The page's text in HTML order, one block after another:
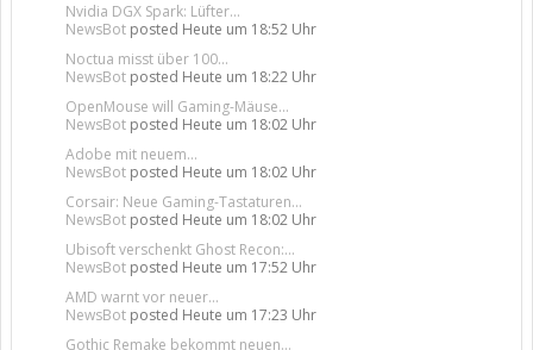
Nvidia DGX Spark: Lüfter...
NewsBot posted Heute um 18:52 Uhr
Noctua misst über 100...
NewsBot posted Heute um 18:22 Uhr
OpenMouse will Gaming-Mäuse...
NewsBot posted Heute um 18:02 Uhr
Adobe mit neuem...
NewsBot posted Heute um 18:02 Uhr
Corsair: Neue Gaming-Tastaturen...
NewsBot posted Heute um 18:02 Uhr
Ubisoft verschenkt Ghost Recon:...
NewsBot posted Heute um 17:52 Uhr
AMD warnt vor neuer...
NewsBot posted Heute um 17:23 Uhr
Gothic Remake bekommt neuen...